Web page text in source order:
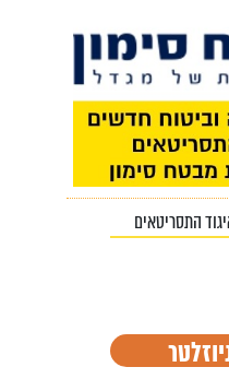
התסריטאים